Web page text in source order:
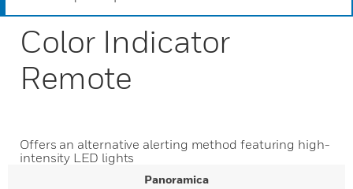
Color Indicator
Remote
Offers an alternative alerting method featuring high-
intensity LED lights
Panoramica